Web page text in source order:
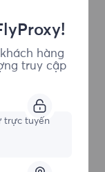
giải
dự
hợp các
hạ tầng
hàng
truy cập
trực tuyến